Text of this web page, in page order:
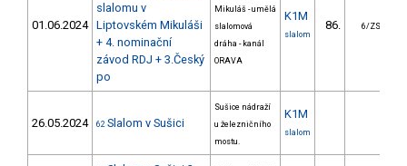
01.06.2024
slalomu v
Liptovském Mikuláši
+ 4. nominační
závod RDJ + 3.Český
po
Mikuláš - umělá
slalomová
dráha - kanál
ORAVA
K1M
slalom
86. 6/ZS
26.05.2024 62 Slalom v Sušici
Sušice nádraží
u železničního
mostu.
K1M
slalom